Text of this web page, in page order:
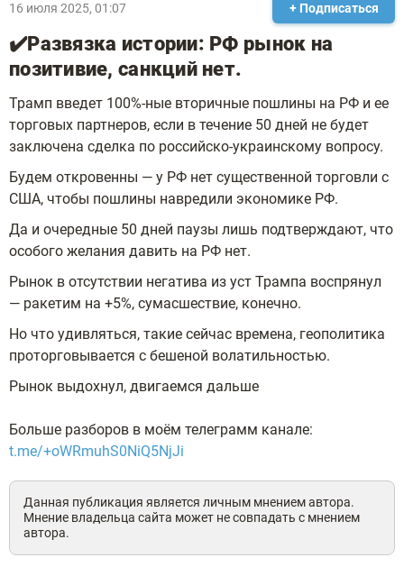
16 июля 2025, 01:07 + Подписаться
✔️Развязка истории: РФ рынок на
позитивие, санкций нет.
Трамп введет 100%-ные вторичные пошлины на РФ и ее
торговых партнеров, если в течение 50 дней не будет
заключена сделка по российско-украинскому вопросу.
Будем откровенны — у РФ нет существенной торговли с
США, чтобы пошлины навредили экономике РФ.
Да и очередные 50 дней паузы лишь подтверждают, что
особого желания давить на РФ нет.
Рынок в отсутствии негатива из уст Трампа воспрянул
— ракетим на +5%, сумасшествие, конечно.
Но что удивляться, такие сейчас времена, геополитика
проторговывается с бешеной волатильностью.
Рынок выдохнул, двигаемся дальше
Больше разборов в моём телеграмм канале:
t.me/+oWRmuhS0NiQ5NjJi
Данная публикация является личным мнением автора.
Мнение владельца сайта может не совпадать с мнением
автора.